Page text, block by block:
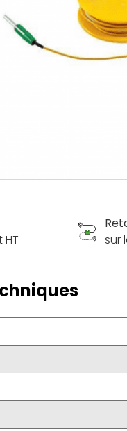
sur